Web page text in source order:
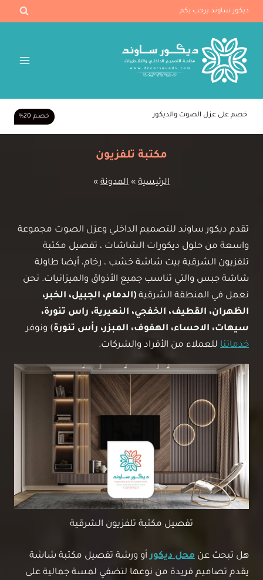
التجاوز
إلى
المحتوى
ديكور ساوند يرحب بكم
خصم على عزل الصوت والديكور خصـم 20%
مكتبة تلفزيون
الرئيسية » المدونة »
تقدم ديكور ساوند للتصميم الداخلي وعزل الصوت مجموعة
واسعة من حلول ديكورات الشاشات ، تفصيل مكتبة
تلفزيون الشرقية بيت شاشة خشب ، رخام، أيضا طاولة
شاشة جبس والتي تناسب جميع الأذواق والميزانيات. نحن
نعمل في المنطقة الشرقية (الدمام، الجبيل، الخبر،
الظهران، القطيف، الخفجي، النعيرية، راس تنورة،
سيهات، الاحساء، الهفوف، المبزر، رأس تنورة) ونوفر
خدماتنا للعملاء من الأفراد والشركات.
تفصيل مكتبة تلفزيون الشرقية
هل تبحث عن محل ديكورأو ورشة تفصيل مكتبة شاشة
يقدم تصاميم فريدة من نوعها لتضفي لمسة جمالية على